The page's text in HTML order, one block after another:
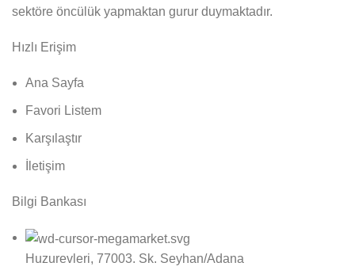
sektöre öncülük yapmaktan gurur duymaktadır.
Hızlı Erişim
Ana Sayfa
Favori Listem
Karşılaştır
İletişim
Bilgi Bankası
Huzurevleri, 77003. Sk. Seyhan/Adana